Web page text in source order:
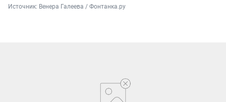
Источник: Венера Галеева / Фонтанка.ру